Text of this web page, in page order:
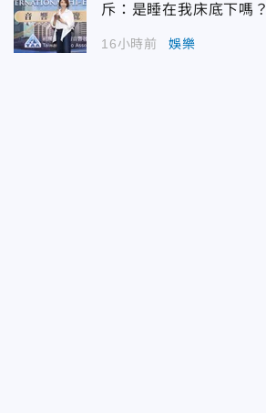
斥：是睡在我床底下嗎？
16小時前 娛樂